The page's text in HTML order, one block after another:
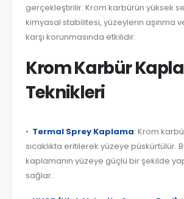
gerçekleştirilir. Krom karbürün yüksek
kimyasal stabilitesi, yüzeylerin aşınma
karşı korunmasında etkilidir.
Krom Karbür
Teknikleri
• Termal Sprey Kaplama: Krom
sıcaklıkta eritilerek yüzeye püskürtülür.
kaplamanın yüzeye güçlü bir şekilde
sağlar.